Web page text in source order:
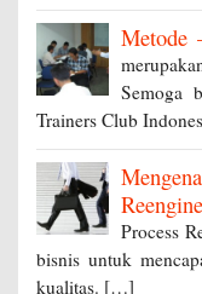
Metode
Semoga
Trainers Club
Process
bisnis untuk